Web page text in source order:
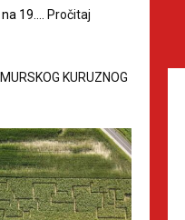
19.…
Pročitaj
KURUZNOG